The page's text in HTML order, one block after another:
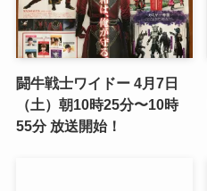
闘牛戦士ワイドー 4月7日
（土）朝10時25分〜10時
55分 放送開始！